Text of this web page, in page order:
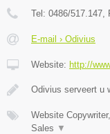
Tel: 0486/517.147
E-mail › Odivius
Website: http://
Odivius serveert u
Website
Sales ▼